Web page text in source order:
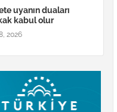
uyanın duaları
kabul olur
2026